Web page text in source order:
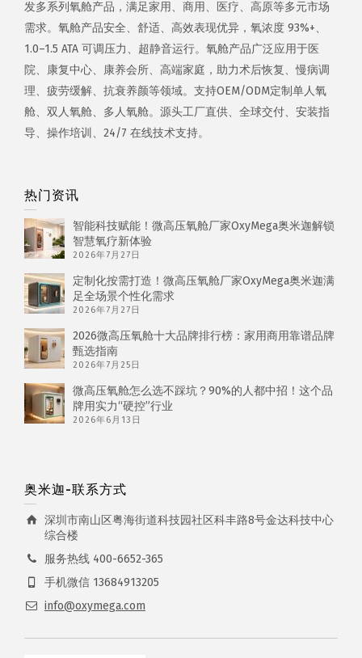
发多系列氧舱产品，满足家用、商用、医疗、高原等多元市场
需求。氧舱产品安全、舒适、高效表现优异，氧浓度 93%+、
1.0–1.5 ATA 可调压力、超静音运行。氧舱产品广泛应用于医
院、康复中心、康养会所、高端家庭，助力术后恢复、慢病调
理、疲劳缓解、抗衰养颜等领域。支持OEM/ODM定制单人氧
舱、双人氧舱、多人氧舱。源头工厂直供、全球交付、安装指
导、操作培训、24/7 在线技术支持。
热门资讯
智能科技赋能！微高压氧舱厂家OxyMega奥米迦解锁
智慧氧疗新体验
2026年7月27日
定制化按需打造！微高压氧舱厂家OxyMega奥米迦满
足全场景个性化需求
2026年7月27日
2026微高压氧舱十大品牌排行榜：家用商用靠谱品牌
甄选指南
2026年7月25日
微高压氧舱怎么选不踩坑？90%的人都中招！这个品
牌用实力“硬控”行业
2026年6月13日
奥米迦-联系方式
深圳市南山区粤海街道科技园社区科丰路8号金达科技中心
综合楼
服务热线 400-6652-365
手机微信 13684913205
info@oxymega.com